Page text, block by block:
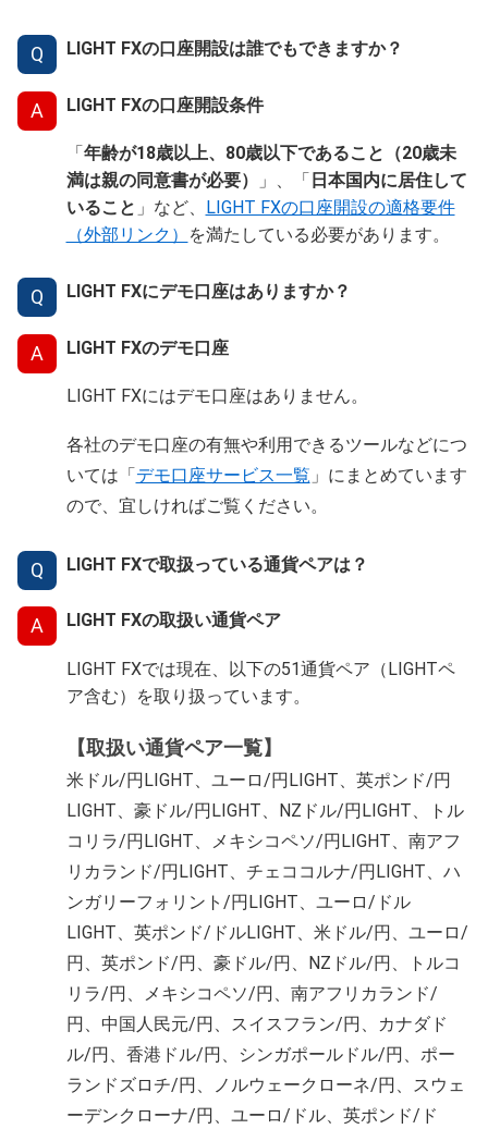
Q LIGHT FXの口座開設は誰でもできますか？
A LIGHT FXの口座開設条件
「 年齢が18歳以上、80歳以下であること（20歳未
満は親の同意書が必要）
」、「 日本国内に居住して
いること 」など、
LIGHT FXの口座開設の適格要件
（外部リンク）
を満たしている必要があります。
Q LIGHT FXにデモ口座はありますか？
A LIGHT FXのデモ口座
LIGHT FXにはデモ口座はありません。
各社のデモ口座の有無や利用できるツールなどにつ
いては「デモ口座サービス一覧 」にまとめています
ので、宜しければご覧ください。
Q LIGHT FXで取扱っている通貨ペアは？
A LIGHT FXの取扱い通貨ペア
LIGHT FXでは現在、以下の51通貨ペア（LIGHTペ
ア含む）を取り扱っています。
【取扱い通貨ペア一覧】
米ドル/円LIGHT、ユーロ/円LIGHT、英ポンド/円
LIGHT、豪ドル/円LIGHT、NZドル/円LIGHT、トル
コリラ/円LIGHT、メキシコペソ/円LIGHT、南アフ
リカランド/円LIGHT、チェココルナ/円LIGHT、ハ
ンガリーフォリント/円LIGHT、ユーロ/ドル
LIGHT、英ポンド/ドルLIGHT、米ドル/円、ユーロ/
円、英ポンド/円、豪ドル/円、NZドル/円、トルコ
リラ/円、メキシコペソ/円、南アフリカランド/
円、中国人民元/円、スイスフラン/円、カナダド
ル/円、香港ドル/円、シンガポールドル/円、ポー
ランドズロチ/円、ノルウェークローネ/円、スウェ
ーデンクローナ/円、ユーロ/ドル、英ポンド/ド